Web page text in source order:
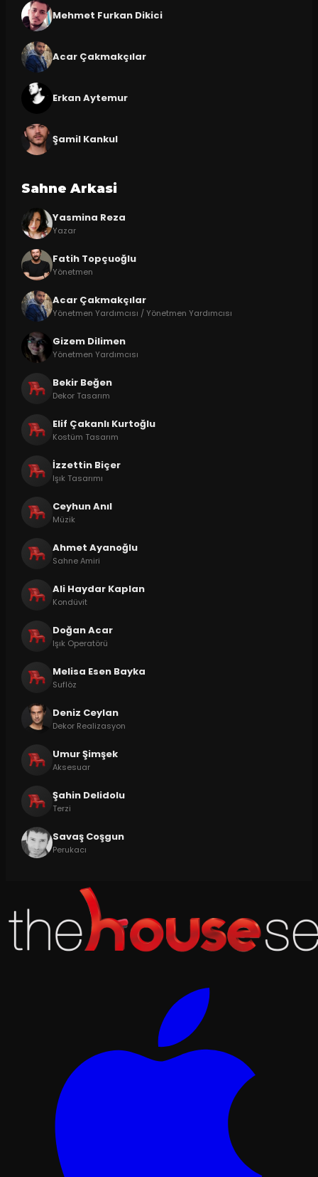
Mehmet Furkan Dikici
Acar Çakmakçılar
Erkan Aytemur
Şamil Kankul
Sahne Arkasi
Yasmina Reza
Yazar
Fatih Topçuoğlu
Yönetmen
Acar Çakmakçılar
Yönetmen Yardımcısı / Yönetmen Yardımcısı
Gizem Dilimen
Yönetmen Yardımcısı
Bekir Beğen
Dekor Tasarım
Elif Çakanlı Kurtoğlu
Kostüm Tasarım
İzzettin Biçer
Işık Tasarımı
Ceyhun Anıl
Müzik
Ahmet Ayanoğlu
Sahne Amiri
Ali Haydar Kaplan
Kondüvit
Doğan Acar
Işık Operatörü
Melisa Esen Bayka
Suflöz
Deniz Ceylan
Dekor Realizasyon
Umur Şimşek
Aksesuar
Şahin Delidolu
Terzi
Savaş Coşgun
Perukacı